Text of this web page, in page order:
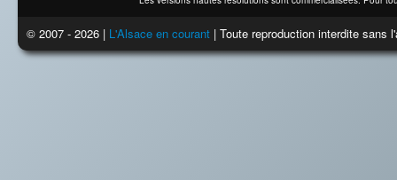
© 2007 - 2026 | L'Alsace en courant | Toute reproduction interdite sans